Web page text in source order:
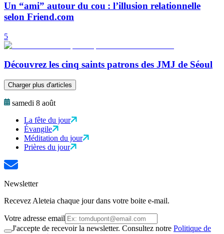
Un “ami” autour du cou : l’illusion relationnelle
selon Friend.com
5
Découvrez les cinq saints patrons des JMJ de Séoul
Charger plus d'articles
samedi 8 août
La fête du jour
Évangile
Méditation du jour
Prières du jour
Newsletter
Recevez Aleteia chaque jour dans votre boite e-mail.
Votre adresse email
J'accepte de recevoir la newsletter. Consultez notre Politique de